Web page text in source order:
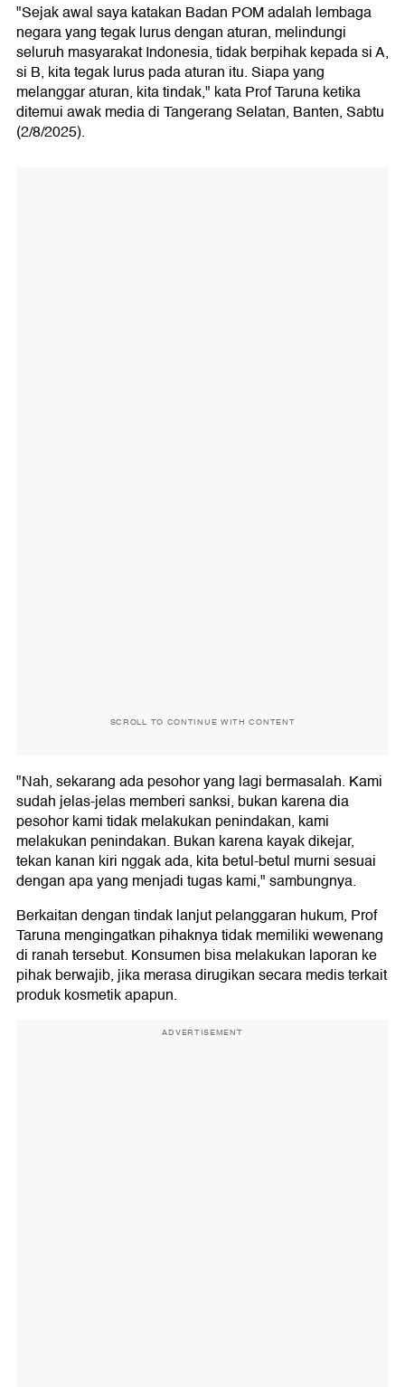
"Sejak awal saya katakan Badan POM adalah lembaga
negara yang tegak lurus dengan aturan, melindungi
seluruh masyarakat Indonesia, tidak berpihak kepada si A,
si B, kita tegak lurus pada aturan itu. Siapa yang
melanggar aturan, kita tindak," kata Prof Taruna ketika
ditemui awak media di Tangerang Selatan, Banten, Sabtu
(2/8/2025).
SCROLL TO CONTINUE WITH CONTENT
"Nah, sekarang ada pesohor yang lagi bermasalah. Kami
sudah jelas-jelas memberi sanksi, bukan karena dia
pesohor kami tidak melakukan penindakan, kami
melakukan penindakan. Bukan karena kayak dikejar,
tekan kanan kiri nggak ada, kita betul-betul murni sesuai
dengan apa yang menjadi tugas kami," sambungnya.
Berkaitan dengan tindak lanjut pelanggaran hukum, Prof
Taruna mengingatkan pihaknya tidak memiliki wewenang
di ranah tersebut. Konsumen bisa melakukan laporan ke
pihak berwajib, jika merasa dirugikan secara medis terkait
produk kosmetik apapun.
ADVERTISEMENT